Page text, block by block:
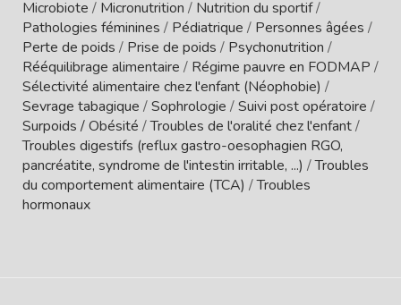
Microbiote / Micronutrition / Nutrition du sportif/
Pathologies féminines / Pédiatrique / Personnes âgées /
Perte de poids / Prise de poids / Psychonutrition /
Rééquilibrage alimentaire / Régime pauvre en FODMAP /
Sélectivité alimentaire chez l'enfant (Néophobie) /
Sevrage tabagique /Sophrologie /Suivi post opératoire /
Surpoids / Obésité /Troubles de l'oralité chez l'enfant/
Troubles digestifs (reflux gastro-oesophagien RGO,
pancréatite, syndrome de l'intestin irritable, ...) /Troubles
du comportement alimentaire (TCA) /Troubles
hormonaux